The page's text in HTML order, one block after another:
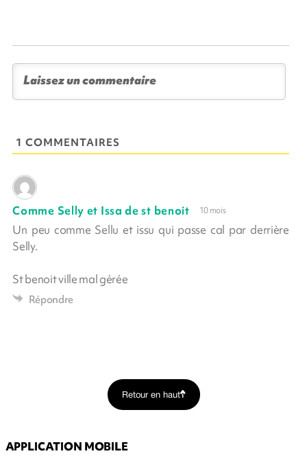
1 COMMENTAIRES
Comme Selly et Issa de st benoit 10 mois
Un peu comme Sellu et issu qui passe cal par derrière
Selly.
St benoit ville mal gérée
Répondre
Retour en haut
APPLICATION MOBILE